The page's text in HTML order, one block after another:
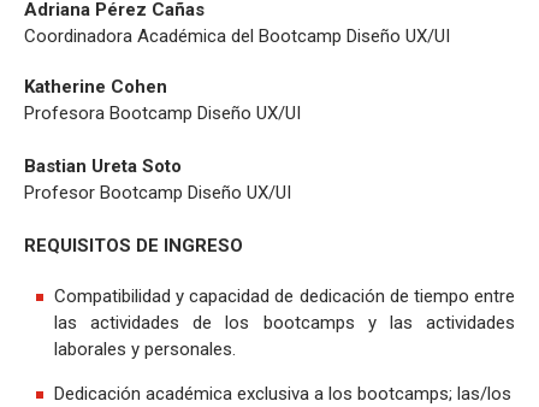
Adriana Pérez Cañas
Coordinadora Académica del Bootcamp Diseño UX/UI
Katherine Cohen
Profesora Bootcamp Diseño UX/UI
Bastian Ureta Soto
Profesor Bootcamp Diseño UX/UI
REQUISITOS DE INGRESO
Compatibilidad y capacidad de dedicación de tiempo entre
las actividades de los bootcamps y las actividades
laborales y personales.
Dedicación académica exclusiva a los bootcamps; las/los